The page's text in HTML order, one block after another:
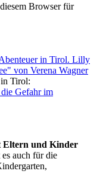
Browser für
Tirol:
Gefahr im
Eltern und Kinder
auch für die